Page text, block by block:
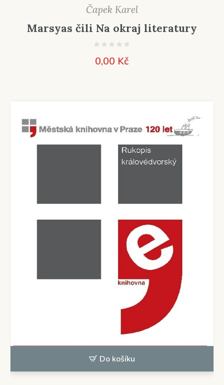
Čapek Karel
Marsyas čili Na okraj literatury
0,00 Kč
Do košíku